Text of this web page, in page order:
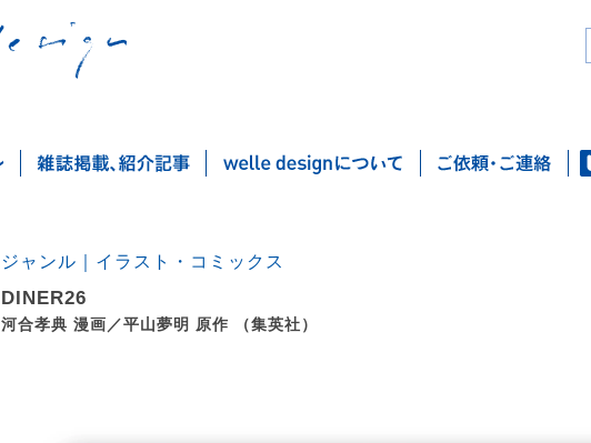
ジャンル｜イラスト・コミックス
DINER26
河合孝典 漫画／平山夢明 原作 （集英社）